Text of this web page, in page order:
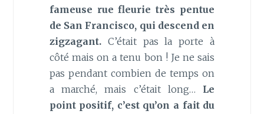
fameuse rue fleurie très pentue
de San Francisco, qui descend en
zigzagant.C’était pas la porte à
côté mais on a tenu bon ! Je ne sais
pas pendant combien de temps on
a marché, mais c’était long… Le
point positif, c’est qu’on a fait du